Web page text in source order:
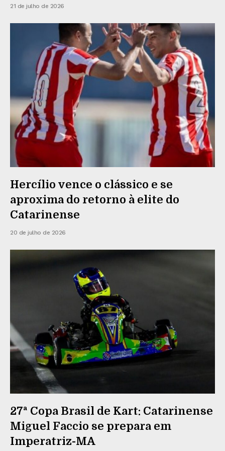
21 de julho de 2026
Hercílio vence o clássico e se
aproxima do retorno à elite do
Catarinense
20 de julho de 2026
27ª Copa Brasil de Kart: Catarinense
Miguel Faccio se prepara em
Imperatriz-MA